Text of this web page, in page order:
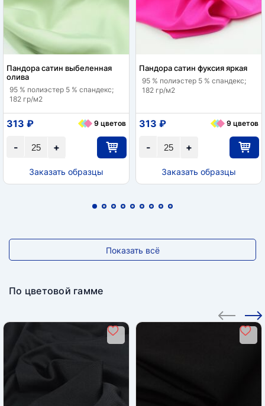
Пандора сатин выбеленная
олива
95 % полиэстер 5 % спандекс;
182 гр/м2
+
-
313 ₽ 9 цветов
Заказать образцы
Пандора сатин фуксия яркая
95 % полиэстер 5 % спандекс;
182 гр/м2
+
-
313 ₽ 9 цветов
Заказать образцы
Показать всё
По цветовой гамме